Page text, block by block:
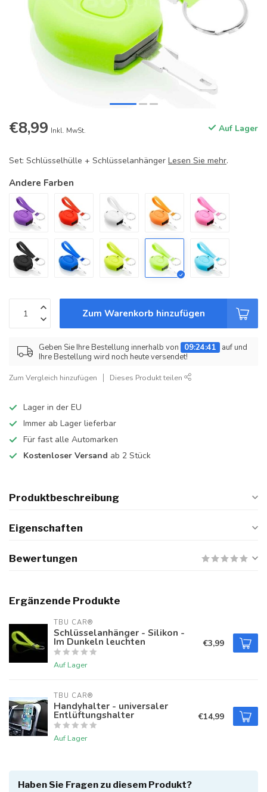
€8,99 Inkl. MwSt. Auf Lager
Set: Schlüsselhülle + Schlüsselanhänger Lesen Sie mehr.
Andere Farben
Zum Warenkorb hinzufügen
Geben Sie Ihre Bestellung innerhalb von 09:24:41
auf und
Ihre Bestellung wird noch heute versendet!
Zum Vergleich hinzufügen Dieses Produkt teilen
Lager in der EU
Immer ab Lager lieferbar
Für fast alle Automarken
Kostenloser Versand ab 2 Stück
Produktbeschreibung
Eigenschaften
Bewertungen
Ergänzende Produkte
TBU CAR®
Schlüsselanhänger - Silikon -
Im Dunkeln leuchten
Auf Lager
€3,99
TBU CAR®
Handyhalter - universaler
Entlüftungshalter
Auf Lager
€14,99
Haben Sie Fragen zu diesem Produkt?